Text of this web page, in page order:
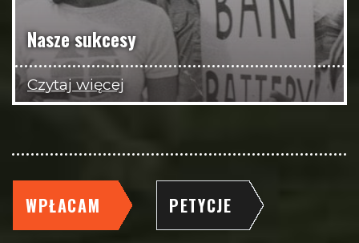
Nasze sukcesy
Czytaj więcej
WPŁACAM PETYCJE